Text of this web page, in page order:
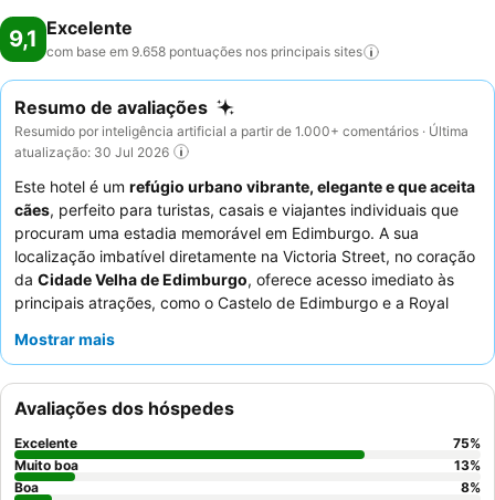
9,1 Excelente
com base em 9.658 pontuações nos principais sites
Resumo de avaliações
Resumido por inteligência artificial a partir de 1.000+ comentários · Última
atualização: 30 Jul 2026
Este hotel é um refúgio urbano vibrante, elegante e que aceita
cães, perfeito para turistas, casais e viajantes individuais que
procuram uma estadia memorável em Edimburgo. A sua
localização imbatível diretamente na Victoria Street, no coração
da Cidade Velha de Edimburgo, oferece acesso imediato às
principais atrações, como o Castelo de Edimburgo e a Royal
terraço na cobertura
pessoal excecionalmente simpático e atencioso, e as diversas
ofertas culinárias, particularmente o delicioso buffet de
pequeno-almoço no Eve e a memorável experiência
gastronómica no Commons Club. Para uma experiência
verdadeiramente única, considere reservar um quarto com vista
Mostrar mais
Avaliações dos hóspedes
Excelente 75%
Muito boa
13%
Boa
8%